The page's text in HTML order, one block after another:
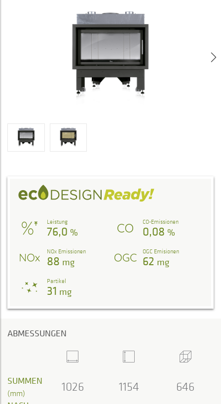
Leistung
76,0 %
CO-Emissionen
0,08 %
NOx Emissionen
88 mg
OGC Emisionen
62 mg
Partikel
31 mg
ABMESSUNGEN
SUMMEN
(mm) 1026 1154 646